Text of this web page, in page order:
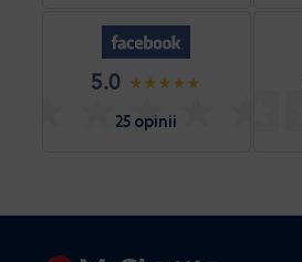
5.0
25 opinii